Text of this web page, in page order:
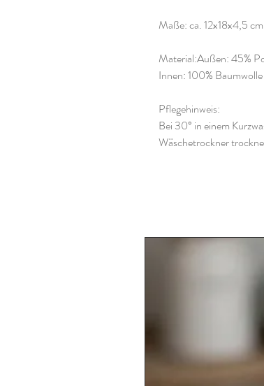
Maße: ca. 12x18x4,5 cm
Material:Außen: 45%
Innen: 100% Baumwolle
Pflegehinweis:
Bei 30° in einem
Wäschetrockner